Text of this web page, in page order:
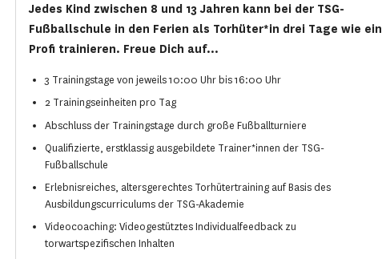
Jedes Kind zwischen 8 und 13 Jahren kann bei der TSG-
Fußballschule in den Ferien als Torhüter*in drei Tage wie ein
Profi trainieren. Freue Dich auf...
3 Trainingstage von jeweils 10:00 Uhr bis 16:00 Uhr
2 Trainingseinheiten pro Tag
Abschluss der Trainingstage durch große Fußballturniere
Qualifizierte, erstklassig ausgebildete Trainer*innen der TSG-
Fußballschule
Erlebnisreiches, altersgerechtes Torhütertraining auf Basis des
Ausbildungscurriculums der TSG-Akademie
Videocoaching: Videogestütztes Individualfeedback zu
torwartspezifischen Inhalten